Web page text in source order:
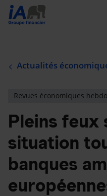
Actualités
Revues économiques
Pleins feux
situation
banques